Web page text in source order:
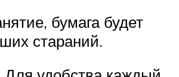
бумага будет
стараний.